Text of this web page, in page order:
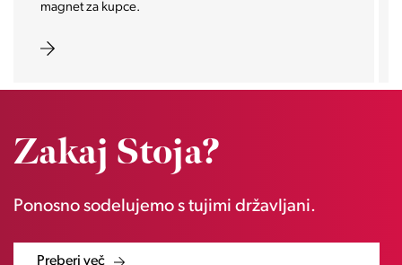
zaželene nepremičnine prihodnosti.
Zakaj Stoja?
Ponosno sodelujemo s tujimi državljani.
Preberi več